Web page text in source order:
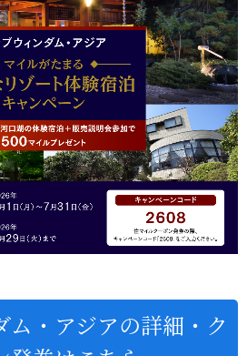
ム・アジアの詳細・ク